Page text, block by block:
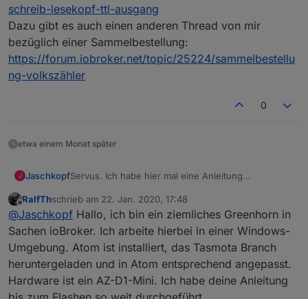
schreib-lesekopf-ttl-ausgang
Dazu gibt es auch einen anderen Thread von mir
bezüglich einer Sammelbestellung:
https://forum.iobroker.net/topic/25224/sammelbestellu
ng-volkszähler
0
etwa einem Monat später
J JaschkopfServus. Ich habe hier mal eine Anleitung
einem ESP8266 Daten aus der D0 Schnittstelle von
Digitalen Stromzählern auslesen und an ioBroker
senden kann.
Danksagung:
Vorab muss ich meinen Dank aussprechen an
gemu2015 der den SML Treiber sowie den Scripter
für Tasmota entwickelt hat. Ich habe alle meine
Infos aus dem „CRATION{X} SMARTHome Forum“
und dem Beitrag „D0 Zähler SML auslesen mit
Tasmota“ bekommen und verweise auch auf das
Thema falls weitere Fragen entstehen. Bei
Vorwort:
Ich möchte vorab noch erwähnen, dass ich in
dieser Anleitung nur das absolute Minimum an
Einstellungen aufführe um das ganze zum laufen zu
bekommen. Der Scripter ist ein mächtiges Tool mit
dem man noch sehr viel mehr machen kann als hier
Notwendige Hardware:
Digitaler Stromzähler mit D0 Schnittstelle
Lesekopf (Volkszähler oder ähnlich)
Notwendige Software:
Offline
RalfThschrieb am 22. Jan. 2020, 17:48
zuletzt editiert von
@Jaschkopf Hallo, ich bin ein ziemliches Greenhorn in
Sachen ioBroker. Ich arbeite hierbei in einer Windows-
Umgebung. Atom ist installiert, das Tasmota Branch
heruntergeladen und in Atom entsprechend angepasst.
Hardware ist ein AZ-D1-Mini. Ich habe deine Anleitung